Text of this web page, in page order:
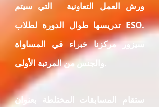
ورش العمل التعاونية
التي سيتم
تدريسها طوال الدورة لطلاب ESO.
سيزور مركزنا خبراء في المساواة
والجنس من المرتبة الأولى.
ستقام المسابقات المختلطة بعنوان